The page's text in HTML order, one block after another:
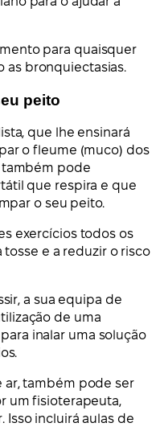
para quaisquer
as bronquiectasias.
peito
que lhe ensinará
o fleume (muco) dos
também pode
que respira e que
o seu peito.
exercícios todos os
tosse e a reduzir o risco
a sua equipa de
de uma
inalar uma solução
ar, também pode ser
um fisioterapeuta,
Isso incluirá aulas de